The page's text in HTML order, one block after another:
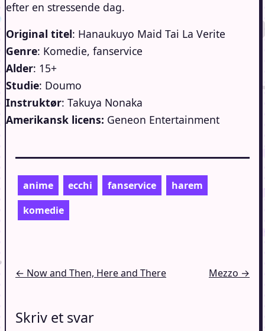
efter en stressende dag.
Original titel: Hanaukuyo Maid Tai La Verite
Genre: Komedie, fanservice
Alder: 15+
Studie: Doumo
Instruktør: Takuya Nonaka
Amerikansk licens: Geneon Entertainment
anime ecchi fanservice
harem
komedie
Indlægsnavigation
← Now and Then, Here and There Mezzo →
Skriv et svar